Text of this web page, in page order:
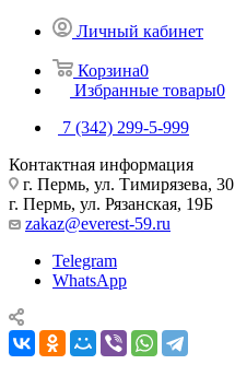
Личный кабинет
Корзина0
Избранные товары0
7 (342) 299-5-999
Контактная информация
г. Пермь, ул. Тимирязева, 30
г. Пермь, ул. Рязанская, 19Б
zakaz@everest-59.ru
Telegram
WhatsApp